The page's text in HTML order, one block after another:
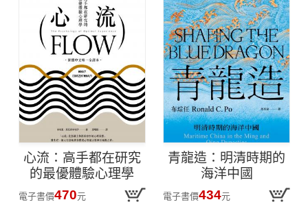
心流：高手都在研究
的最優體驗心理學
（繁體中文唯一全譯
本，三版）
電子書價470元
青龍造：明清時期的
海洋中國
電子書價434元